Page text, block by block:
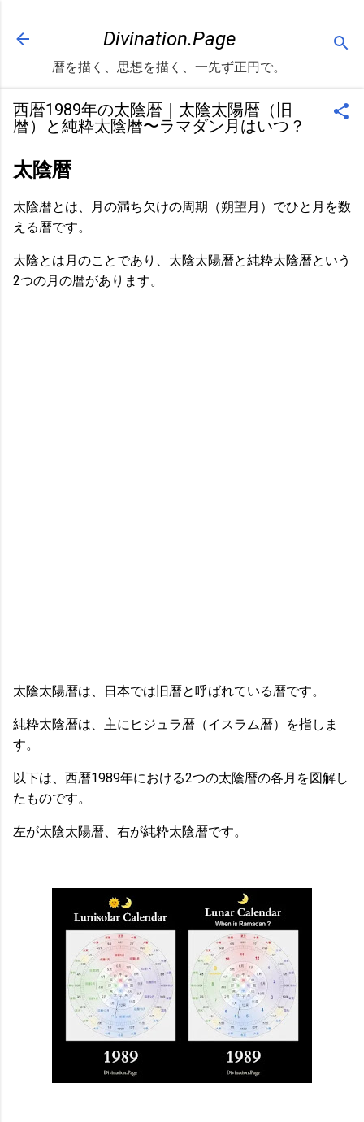
Divination.Page
暦を描く、思想を描く、一先ず正円で。
西暦1989年の太陰暦｜太陰太陽暦（旧
暦）と純粋太陰暦〜ラマダン月はいつ？
太陰暦
太陰暦とは、月の満ち欠けの周期（朔望月）でひと月を数
える暦です。
太陰とは月のことであり、太陰太陽暦と純粋太陰暦という
2つの月の暦があります。
太陰太陽暦は、日本では旧暦と呼ばれている暦です。
純粋太陰暦は、主にヒジュラ暦（イスラム暦）を指しま
す。
以下は、西暦1989年における2つの太陰暦の各月を図解し
たものです。
左が太陰太陽暦、右が純粋太陰暦です。